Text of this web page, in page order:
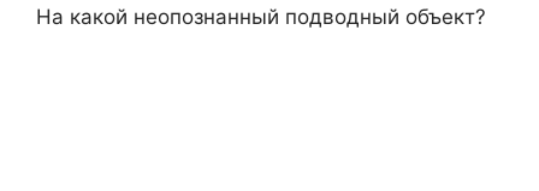
На какой неопознанный подводный объект?